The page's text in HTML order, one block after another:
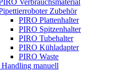
Verbrauchsmaterial
Zubehör
PIRO Plattenhalter
PIRO Spitzenhalter
PIRO Tubehalter
PIRO Kühladapter
PIRO Waste
manuell